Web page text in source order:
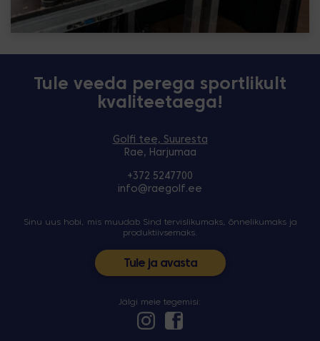
Tule veeda perega sportlikult
kvaliteetaega!
Golfi tee, Suuresta
Rae, Harjumaa
+372 5247700
info@raegolf.ee
Sinu uus hobi, mis muudab Sind tervislikumaks, õnnelikumaks ja
produktiivsemaks.
Tule ja avasta
Jälgi meie tegemisi: